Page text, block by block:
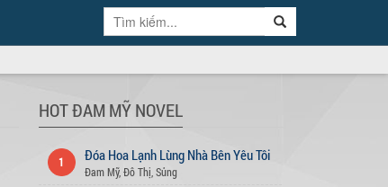
HOT ĐAM MỸ NOVEL
1 Đóa Hoa Lạnh Lùng Nhà Bên Yêu Tôi
Đam Mỹ, Đô Thị Sủng